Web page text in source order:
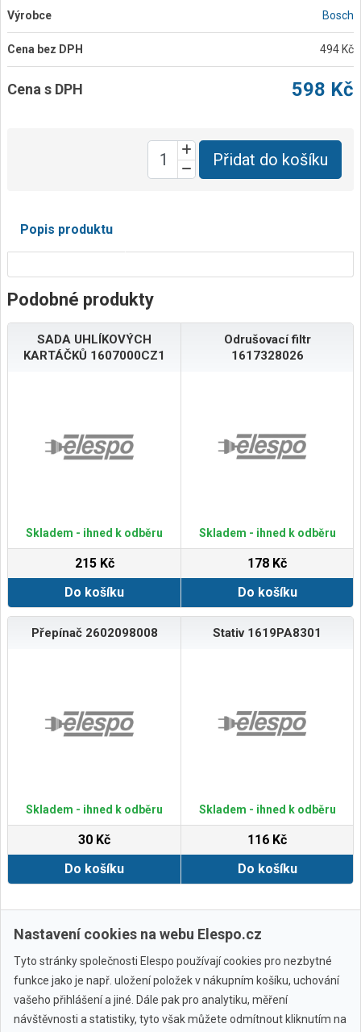
Výrobce Bosch
Cena bez DPH 494 Kč
Cena s DPH 598 Kč
Přidat do košíku
Popis produktu
Podobné produkty
SADA UHLÍKOVÝCH
KARTÁČKŮ 1607000CZ1
Skladem - ihned k odběru
215 Kč
Do košíku
Odrušovací filtr
1617328026
Skladem - ihned k odběru
178 Kč
Do košíku
Přepínač 2602098008
Skladem - ihned k odběru
30 Kč
Do košíku
Stativ 1619PA8301
Skladem - ihned k odběru
116 Kč
Do košíku
Zobrazit další
Nastavení cookies na webu Elespo.cz
Tyto stránky společnosti Elespo používají cookies pro nezbytné
funkce jako je např. uložení položek v nákupním košíku, uchování
vašeho přihlášení a jiné. Dále pak pro analytiku, měření
návštěvnosti a statistiky, tyto však můžete odmítnout kliknutím na